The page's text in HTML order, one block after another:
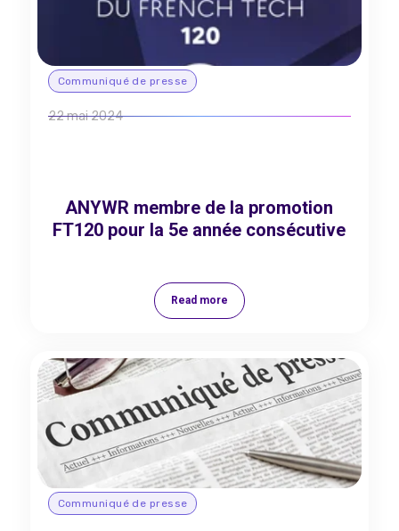
Communiqué de presse
22 mai 2024
ANYWR membre de la promotion
FT120 pour la 5e année consécutive
Read more
Communiqué de presse